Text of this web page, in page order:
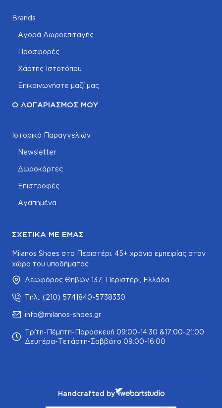
Brands
Αγορά Δωροεπιταγής
Προσφορές
Χάρτης Ιστοτόπου
Επικοινωνήστε μαζί μας
Ο ΛΟΓΑΡΙΑΣΜΌΣ ΜΟΥ
Ιστορικό Παραγγελιών
Newsletter
Δωροκάρτες
Επιστροφές
Αγαπημένα
ΣΧΕΤΙΚΆ ΜΕ ΕΜΆΣ
Milanos Shoes στο Περιστέρι. 45+ χρόνια εμπειρίας στον
χώρο του υποδήματος.
Λεωφόρος Θηβών 137, Περιστέρι, Ελλάδα
Τηλ.: (210) 5741840-5738330
info@milanos-shoes.gr
Τρίτη-Πέμπτη-Παρασκευή 09:00-14:30 &17:00-21:00
Δευτέρα-Τετάρτη-Σαββάτο 09:00-16:00
Handcrafted by